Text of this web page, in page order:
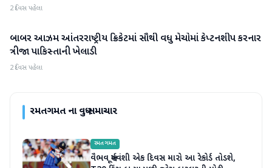
2 દિવસ પહેલા
રમતગમત
બાબર આઝમ આંતરરાષ્ટ્રીય ક્રિકેટમાં સૌથી વધુ મેચોમાં કેપ્ટનશીપ કરનાર
ત્રીજા પાકિસ્તાની ખેલાડી
2 દિવસ પહેલા
રમતગમતના વધુ સમાચાર
રમતગમત
વૈભવ સૂર્યવંશી એક દિવસ મારો આ રેકોર્ડ તોડશે,